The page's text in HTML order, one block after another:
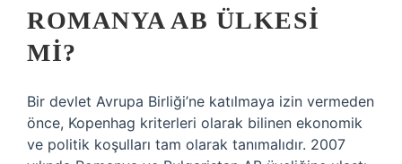
ROMANYA AB ÜLKESI
MI?
Bir devlet Avrupa Birliği’ne katılmaya izin vermeden
önce, Kopenhag kriterleri olarak bilinen ekonomik
ve politik koşulları tam olarak tanımalıdır. 2007